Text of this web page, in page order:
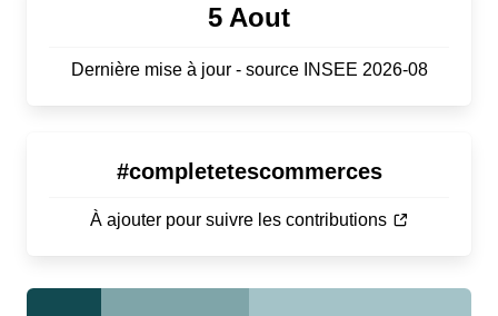
5 Aout
Dernière mise à jour - source INSEE 2026-08
#completetescommerces
À ajouter pour suivre les contributions